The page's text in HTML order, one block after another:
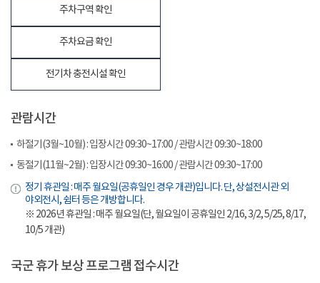
주차구역 확인
주차요금 확인
전기차 충전시설 확인
관람시간
하절기(3월~10월) : 입장시간 09:30~17:00 / 관람시간 09:30~18:00
동절기(11월~2월) : 입장시간 09:30~16:00 / 관람시간 09:30~17:00
정기 휴관일 : 매주 월요일(공휴일인 경우 개관)입니다. 단, 상설전시관 외
야외전시, 쉼터 등은 개방합니다.
※ 2026년 휴관일 : 매주 월요일(단, 월요일이 공휴일인 2/16, 3/2, 5/25, 8/17,
10/5 개관)
국군 휴가 보상 프로그램 접수시간